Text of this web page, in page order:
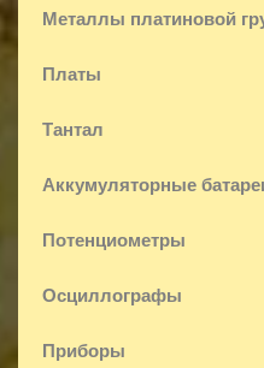
Металлы платиновой
Платы
Тантал
Аккумуляторные
Потенциометры
Осциллографы
Приборы